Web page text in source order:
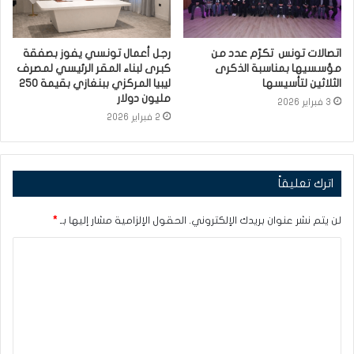
اتصالات تونس تكرّم عدد من
مؤسسيها بمناسبة الذكرى
الثلاثين لتأسيسها
3 فبراير 2026
رجل أعمال تونسي يفوز بصفقة
كبرى لبناء المقر الرئيسي لمصرف
ليبيا المركزي ببنغازي بقيمة 250
مليون دولار
2 فبراير 2026
اترك تعليقاً
لن يتم نشر عنوان بريدك الإلكتروني. الحقول الإلزامية مشار إليها بـ *